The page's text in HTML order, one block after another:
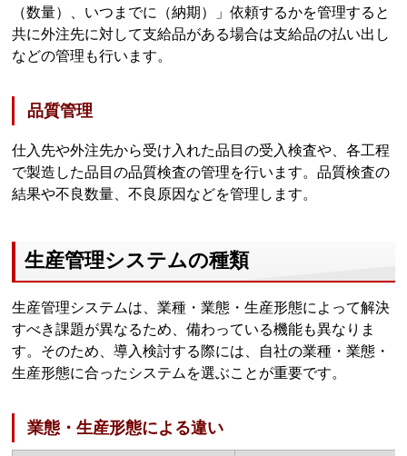
（数量）、いつまでに（納期）」依頼するかを管理すると
共に外注先に対して支給品がある場合は支給品の払い出し
などの管理も行います。
品質管理
仕入先や外注先から受け入れた品目の受入検査や、各工程
で製造した品目の品質検査の管理を行います。品質検査の
結果や不良数量、不良原因などを管理します。
生産管理システムの種類
生産管理システムは、業種・業態・生産形態によって解決
すべき課題が異なるため、備わっている機能も異なりま
す。そのため、導入検討する際には、自社の業種・業態・
生産形態に合ったシステムを選ぶことが重要です。
業態・生産形態による違い